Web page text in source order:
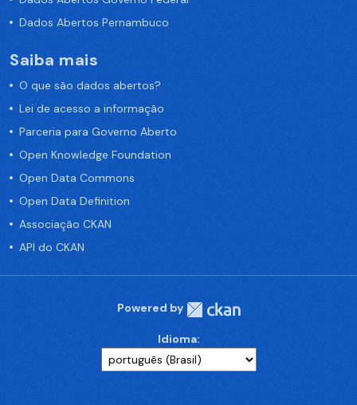
Dados Abertos Pernambuco
Saiba mais
O que são dados abertos?
Lei de acesso a informação
Parceria para Governo Aberto
Open Knowledge Foundation
Open Data Commons
Open Data Definition
Associação CKAN
API do CKAN
Powered by
Idioma